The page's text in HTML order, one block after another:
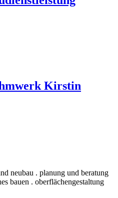
Kirstin
neubau . planung und beratung
bauen . oberflächengestaltung